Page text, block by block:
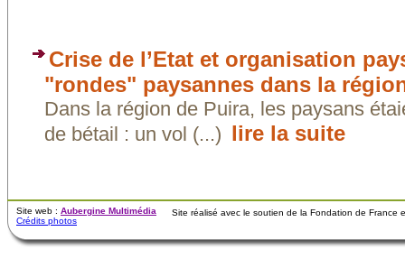
Crise de l’Etat et organisation
"rondes" paysannes dans la
Dans la région de Puira, les paysans
de bétail : un vol (...) lire la suite
Site web : Aubergine Multimédia
Crédits photos
Site réalisé avec le soutien de la Fondation de France